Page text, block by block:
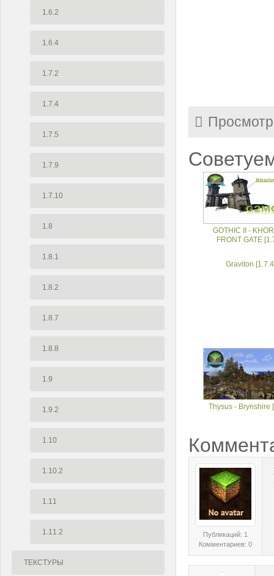
1.6.2
1.6.4
1.7.2
1.7.4
1.7.5
1.7.9
1.7.10
1.8
1.8.1
1.8.2
1.8.7
1.8.8
1.9
1.9.2
1.10
1.10.2
1.11
1.11.2
ТЕКСТУРЫ
GOTHIC II -
FRONT GATE
Graviton
Thysus - Brynshire
Публикаций: 1
Комментариев: 0